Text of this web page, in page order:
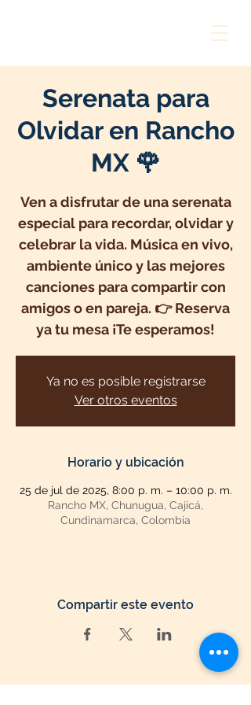
Serenata para
Olvidar en Rancho
MX 🌹
Ven a disfrutar de una serenata
especial para recordar, olvidar y
celebrar la vida. Música en vivo,
ambiente único y las mejores
canciones para compartir con
amigos o en pareja. 👉 Reserva
ya tu mesa ¡Te esperamos!
Ya no es posible registrarse
Ver otros eventos
Horario y ubicación
25 de jul de 2025, 8:00 p. m. – 10:00 p. m.
Rancho MX, Chunugua, Cajicá,
Cundinamarca, Colombia
Compartir este evento